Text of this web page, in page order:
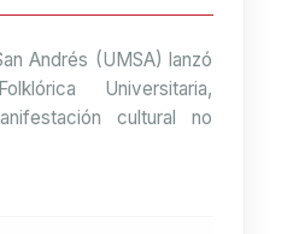
Andrés (UMSA) lanzó
Universitaria,
cultural no